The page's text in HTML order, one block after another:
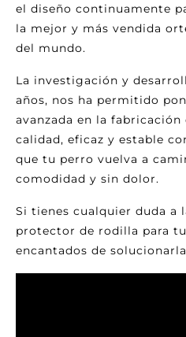
el diseño continuamente
la mejor y más vendida
del mundo.
La investigación y
años, nos ha permitido
avanzada en la
calidad, eficaz y estable
que tu perro vuelva a
comodidad y sin dolor.
Si tienes cualquier duda a
protector de rodilla para
encantados de